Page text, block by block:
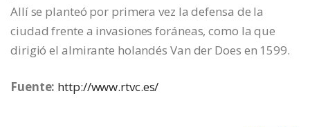
Allí se planteó por primera vez la defensa de la
ciudad frente a invasiones foráneas, como la que
dirigió el almirante holandés Van der Does en 1599.
Fuente: http://www.rtvc.es/